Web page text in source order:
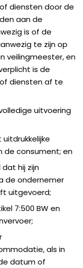
diensten door de
aan de
is of de
te zijn op
veilingmeester, en
is de
diensten af te
uitvoering
de consument; en
hij zijn
de ondernemer
uitgevoerd;
7:500 BW en
als in
datum of